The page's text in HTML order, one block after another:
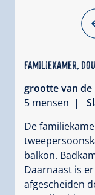
Familiekamer,
grootte van de
5 mensen |
De
balkon.
Daarnaast is
afgescheiden